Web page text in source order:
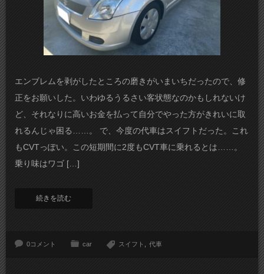
エンブレムを剥がしたところの磨きがいまいちだったので、修
正をお願いした。いわゆるうるさい客状態なのかもしれないけ
ど、それなりに高いお金を払って自分でやった方がきれいに取
れるんじゃ困る……。 で、今度の代車はスイフトだった。これ
もCVTっぽい。この短期間に2度もCVT車に乗れるとは……。
乗り味はワゴ […]
続きを読む
0コメント car スイフト 代車